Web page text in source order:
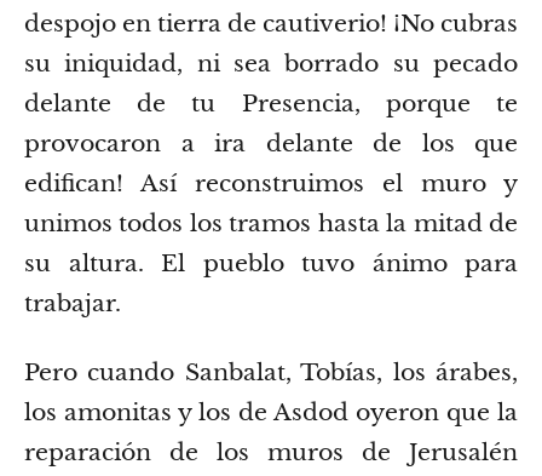
despojo en tierra de cautiverio! ¡No cubras
su iniquidad, ni sea borrado su pecado
delante de tu Presencia, porque te
provocaron a ira delante de los que
edifican!Así reconstruimos el muro y
unimos todos los tramos hasta la mitad de
su altura. El pueblo tuvo ánimo para
trabajar.
Pero cuando Sanbalat, Tobías, los árabes,
los amonitas y los de Asdod oyeron que la
reparación de los muros de Jerusalén